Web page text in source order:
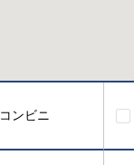
コンビニ